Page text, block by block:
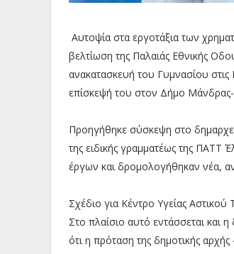
Αυτοψία στα εργοτάξια των
βελτίωση της Παλαιάς Εθνικής
ανακατασκευή του Γυμνασίου στις
επίσκεψή του στον Δήμο
Προηγήθηκε σύσκεψη στο
της ειδικής γραμματέως της ΠΑΤΤ
έργων και δρομολογήθηκαν νέα,
Σχέδιο για Κέντρο Υγείας
Στο πλαίσιο αυτό εντάσσεται και
ότι η πρόταση της δημοτικής